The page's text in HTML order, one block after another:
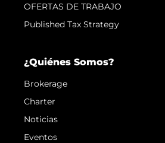
OFERTAS DE TRABAJO
Published Tax Strategy
¿Quiénes Somos?
Brokerage
Charter
Noticias
Eventos